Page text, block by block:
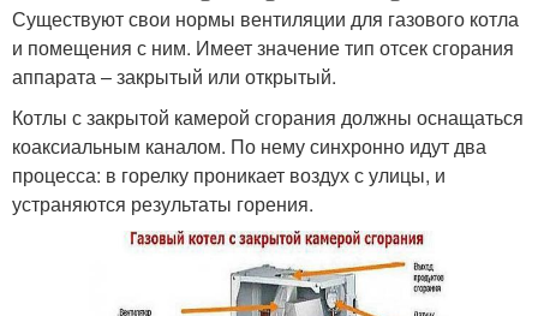
Существуют свои нормы вентиляции для газового котла
и помещения с ним. Имеет значение тип отсек сгорания
аппарата – закрытый или открытый.
Котлы с закрытой камерой сгорания должны оснащаться
коаксиальным каналом. По нему синхронно идут два
процесса: в горелку проникает воздух с улицы, и
устраняются результаты горения.